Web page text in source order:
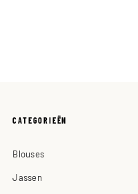
CATEGORIEËN
Blouses
Jassen